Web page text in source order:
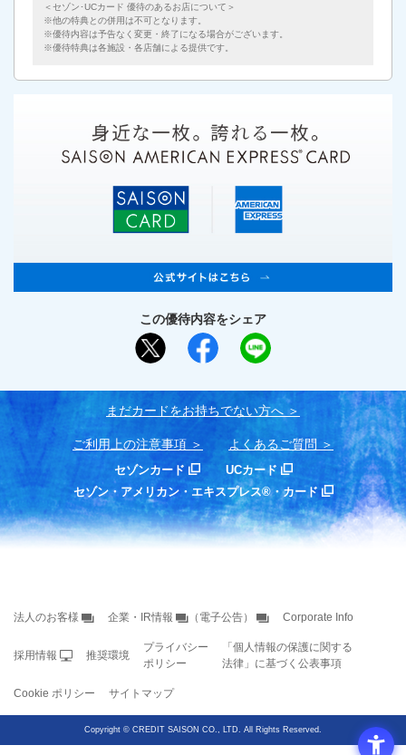
＜セゾン･UCカード 優待のあるお店について＞
他の特典との併用は不可となります。
優待内容は予告なく変更・終了になる場合がございます。
優待特典は各施設・各店舗による提供です。
この優待内容をシェア
まだカードをお持ちでない⽅へ
ご利用上の注意事項 よくあるご質問
セゾンカード
UCカード
セゾン・アメリカン・エキスプレス®・カード
法人のお客様 企業・IR情報 （電子公告） Corporate Info
採用情報 推奨環境
プライバシー
ポリシー
「個人情報の保護に関する
法律」に基づく公表事項
Cookie ポリシー サイトマップ
Copyright © CREDIT SAISON CO., LTD. All Rights Reserved.